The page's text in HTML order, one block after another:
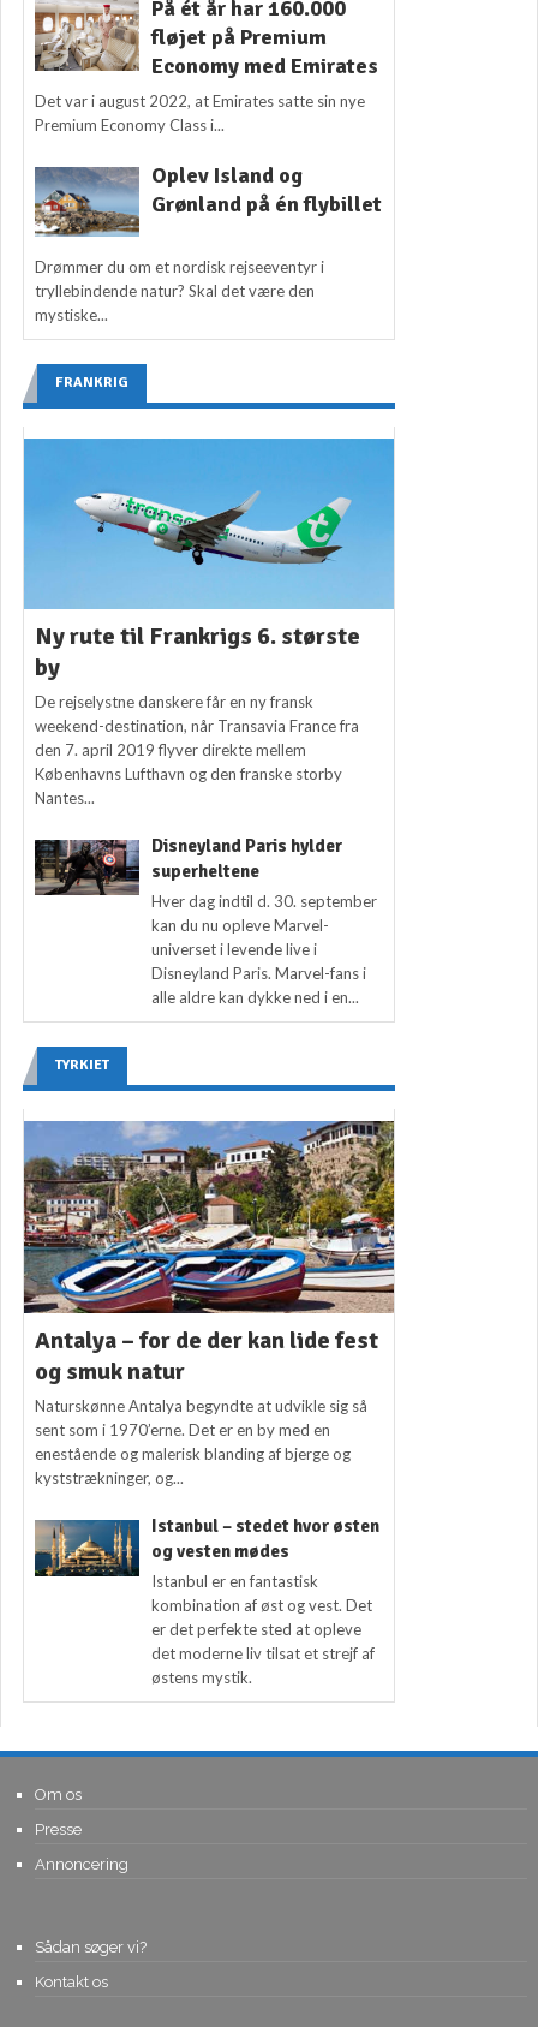
På ét år har 160.000
fløjet på Premium
Economy med Emirates
Det var i august 2022, at Emirates satte sin nye
Premium Economy Class i...
Oplev Island og
Grønland på én flybillet
Drømmer du om et nordisk rejseeventyr i
tryllebindende natur? Skal det være den
mystiske...
FRANKRIG
Ny rute til Frankrigs 6. største
by
De rejselystne danskere får en ny fransk
weekend-destination, når Transavia France fra
den 7. april 2019 flyver direkte mellem
Københavns Lufthavn og den franske storby
Nantes...
Disneyland Paris hylder
superheltene
Hver dag indtil d. 30. september
kan du nu opleve Marvel-
universet i levende live i
Disneyland Paris. Marvel-fans i
alle aldre kan dykke ned i en...
TYRKIET
Antalya – for de der kan lide fest
og smuk natur
Naturskønne Antalya begyndte at udvikle sig så
sent som i 1970’erne. Det er en by med en
enestående og malerisk blanding af bjerge og
kyststrækninger, og...
Istanbul – stedet hvor østen
og vesten mødes
Istanbul er en fantastisk
kombination af øst og vest. Det
er det perfekte sted at opleve
det moderne liv tilsat et strejf af
østens mystik.
Om os
Presse
Annoncering
Sådan søger vi?
Kontakt os